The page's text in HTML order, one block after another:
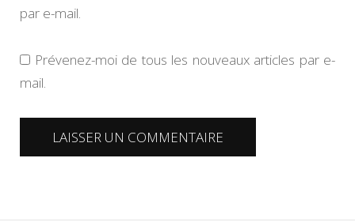
par e-mail.
Prévenez-moi de tous les nouveaux articles par e-
mail.